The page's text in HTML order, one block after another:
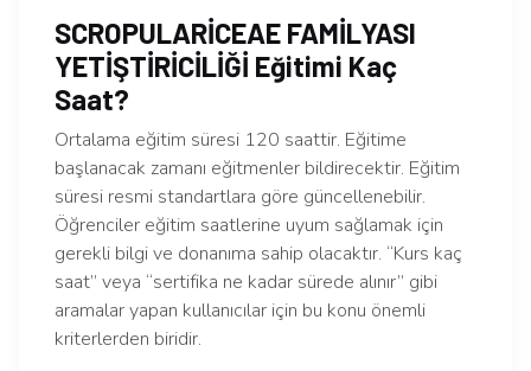
SCROPULARİCEAE FAMİLYASI
YETİŞTİRİCİLİĞİ Eğitimi Kaç
Saat?
Ortalama eğitim süresi 120 saattir. Eğitime
başlanacak zamanı eğitmenler bildirecektir. Eğitim
süresi resmi standartlara göre güncellenebilir.
Öğrenciler eğitim saatlerine uyum sağlamak için
gerekli bilgi ve donanıma sahip olacaktır. “Kurs kaç
saat” veya “sertifika ne kadar sürede alınır” gibi
aramalar yapan kullanıcılar için bu konu önemli
kriterlerden biridir.